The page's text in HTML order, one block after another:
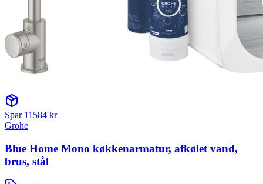
Spar 11584 kr
Grohe
Blue Home Mono køkkenarmatur, afkølet vand,
brus, stål